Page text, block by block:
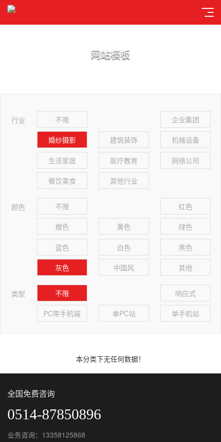
网站模板
行业 不限 企业集团
婚纱摄影 建筑装饰 机械设备
生活家居 医疗教育 网络公司
餐饮美食 其他行业
颜色 不限 红色
橙色 黄色 绿色
蓝色 白色 黑色
灰色 中国风 其他
类型 不限 响应式
PC带手机端 单PC站 单手机站
本分类下无任何数据！
全国免费咨询
0514-87850896
业务咨询：13358125868